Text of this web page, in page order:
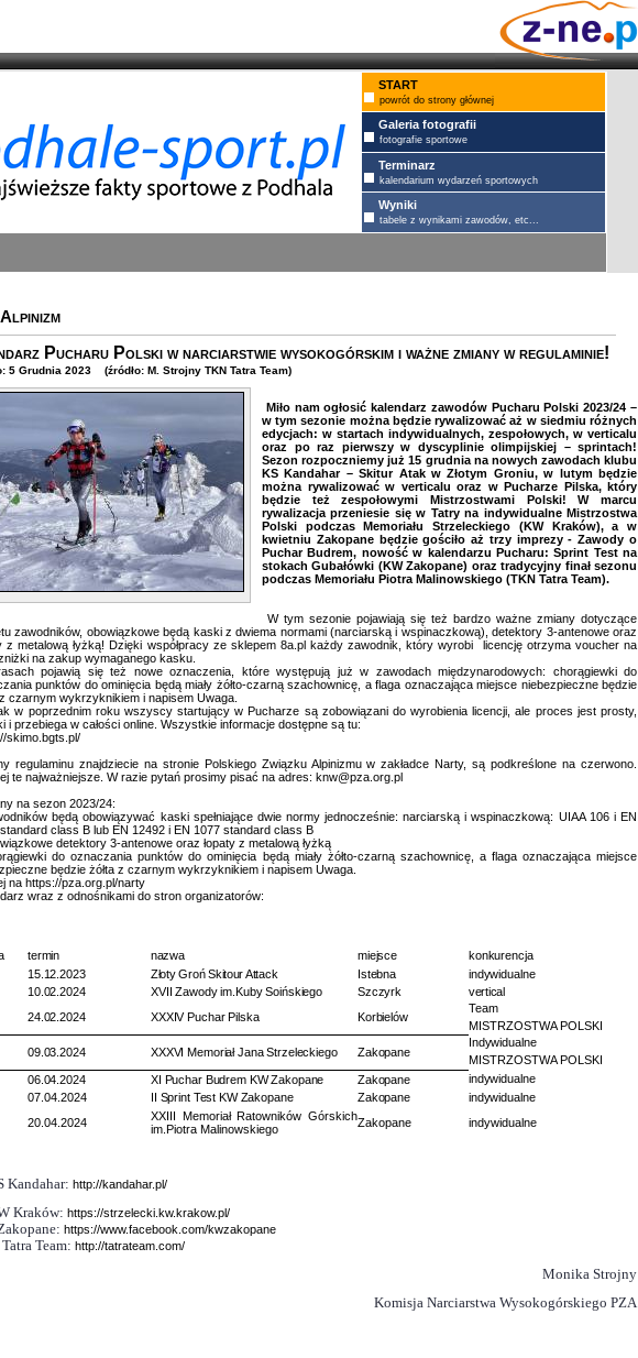
START
powrót do strony głównej
Galeria fotografii
fotografie sportowe
Terminarz
kalendarium wydarzeń sportowych
Wyniki
tabele z wynikami zawodów, etc...
Pucharu Polski w narciarstwie wysokogórskim i ważne zmiany w regulaminie!
5 Grudnia 2023 (źródło: M. Strojny TKN Tatra Team)
Miło nam ogłosić kalendarz zawodów Pucharu Polski 2023/24 –
w tym sezonie można będzie rywalizować aż w siedmiu różnych
edycjach: w startach indywidualnych, zespołowych, w verticalu
oraz po raz pierwszy w dyscyplinie olimpijskiej – sprintach!
Sezon rozpoczniemy już 15 grudnia na nowych zawodach klubu
KS Kandahar – Skitur Atak w Złotym Groniu, w lutym będzie
można rywalizować w verticalu oraz w Pucharze Pilska, który
będzie też zespołowymi Mistrzostwami Polski! W marcu
rywalizacja przeniesie się w Tatry na indywidualne Mistrzostwa
Polski podczas Memoriału Strzeleckiego (KW Kraków), a w
kwietniu Zakopane będzie gościło aż trzy imprezy - Zawody o
Puchar Budrem, nowość w kalendarzu Pucharu: Sprint Test na
stokach Gubałówki (KW Zakopane) oraz tradycyjny finał sezonu
podczas Memoriału Piotra Malinowskiego (TKN Tatra Team).
W tym sezonie pojawiają się też bardzo ważne zmiany dotyczące
zawodników, obowiązkowe będą kaski z dwiema normami (narciarską i wspinaczkową), detektory 3-antenowe oraz
z metalową łyżką! Dzięki współpracy ze sklepem 8a.pl każdy zawodnik, który wyrobi licencję otrzyma voucher na
na zakup wymaganego kasku.
pojawią się też nowe oznaczenia, które występują już w zawodach międzynarodowych: chorągiewki do
punktów do ominięcia będą miały żółto-czarną szachownicę, a flaga oznaczająca miejsce niebezpieczne będzie
z czarnym wykrzyknikiem i napisem Uwaga.
w poprzednim roku wszyscy startujący w Pucharze są zobowiązani do wyrobienia licencji, ale proces jest prosty,
i przebiega w całości online. Wszystkie informacje dostępne są tu:
skimo.bgts.pl/
regulaminu znajdziecie na stronie Polskiego Związku Alpinizmu w zakładce Narty, są podkreślone na czerwono.
te najważniejsze. W razie pytań prosimy pisać na adres: knw@pza.org.pl
na sezon 2023/24:
będą obowiązywać kaski spełniające dwie normy jednocześnie: narciarską i wspinaczkową: UIAA 106 i EN
class B lub EN 12492 i EN 1077 standard class B
detektory 3-antenowe oraz łopaty z metalową łyżką
do oznaczania punktów do ominięcia będą miały żółto-czarną szachownicę, a flaga oznaczająca miejsce
będzie żółta z czarnym wykrzyknikiem i napisem Uwaga.
na https://pza.org.pl/narty
wraz z odnośnikami do stron organizatorów:
termin nazwa miejsce
konkurencja
15.12.2023 Złoty Groń Skitour Attack Istebna
indywidualne
10.02.2024 XVII Zawody im.Kuby Soińskiego Szczyrk
vertical
24.02.2024 XXXIV Puchar Pilska Korbielów
Team
MISTRZOSTWA POLSKI
09.03.2024 XXXVI Memoriał Jana Strzeleckiego Zakopane
Indywidualne
MISTRZOSTWA POLSKI
06.04.2024 XI Puchar Budrem KW Zakopane Zakopane
indywidualne
07.04.2024 II Sprint Test KW Zakopane Zakopane
indywidualne
20.04.2024
XXIII Memoriał Ratowników Górskich
im.Piotra Malinowskiego
Zakopane indywidualne
Kandahar: http://kandahar.pl/
Kraków: https://strzelecki.kw.krakow.pl/
https://www.facebook.com/kwzakopane
Team: http://tatrateam.com/
Monika Strojny
Komisja Narciarstwa Wysokogórskiego PZA